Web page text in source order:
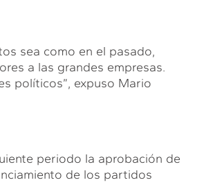
sea como en el pasado,
a las grandes empresas.
políticos”, expuso Mario
periodo la aprobación de
de los partidos